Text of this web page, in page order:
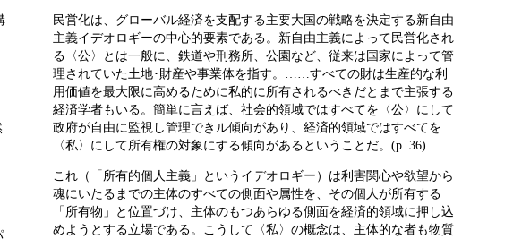
民営化は、グローバル経済を支配する主要大国の戦略を決定する新自由
主義イデオロギーの中心的要素である。新自由主義によって民営化され
る〈公〉とは一般に、鉄道や刑務所、公園など、従来は国家によって管
理されていた土地･財産や事業体を指す。……すべての財は生産的な利
用価値を最大限に高めるために私的に所有されるべきだとまで主張する
経済学者もいる。簡単に言えば、社会的領域ではすべてを〈公〉にして
政府が自由に監視し管理できル傾向があり、経済的領域ではすべてを
〈私〉にして所有権の対象にする傾向があるということだ。(p. 36)
これ（「所有的個人主義」というイデオロギー）は利害関心や欲望から
魂にいたるまでの主体のすべての側面や属性を、その個人が所有する
「所有物」と位置づけ、主体のもつあらゆる側面を経済的領域に押し込
めようとする立場である。こうして〈私〉の概念は、主体的な者も物質